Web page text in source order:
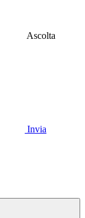
Ascolta
Invia